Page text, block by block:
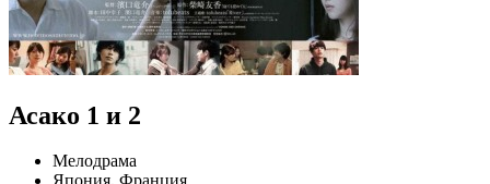
Асако 1 и 2
Мелодрама